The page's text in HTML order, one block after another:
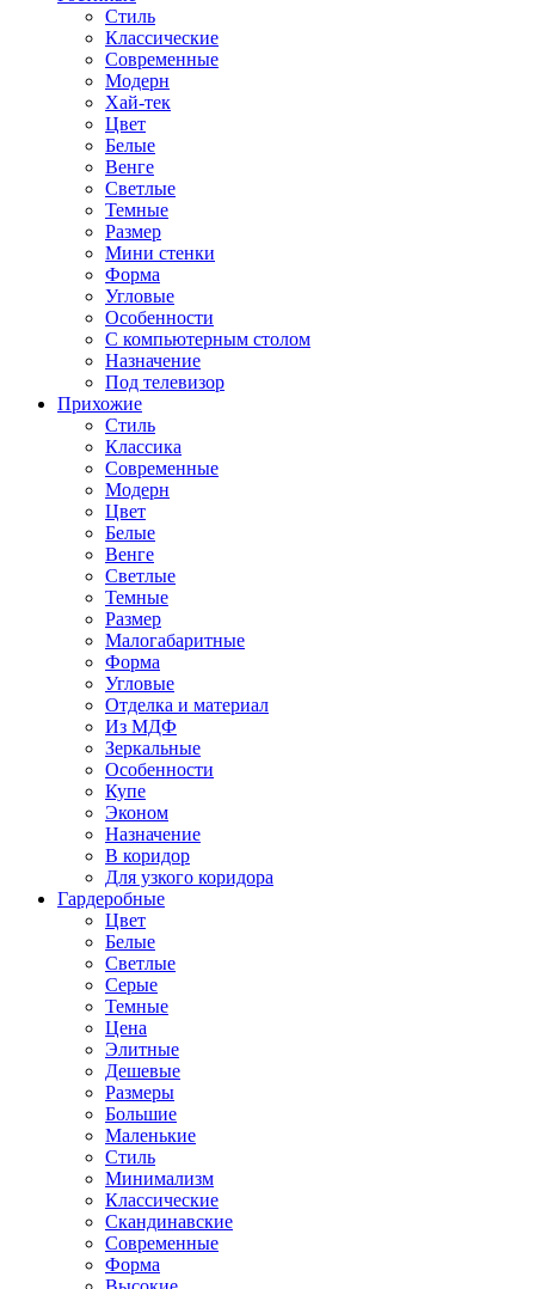
Стиль
Классические
Современные
Модерн
Хай-тек
Цвет
Белые
Венге
Светлые
Темные
Размер
Мини стенки
Форма
Угловые
Особенности
С компьютерным столом
Назначение
Под телевизор
Прихожие
Стиль
Классика
Современные
Модерн
Цвет
Белые
Венге
Светлые
Темные
Размер
Малогабаритные
Форма
Угловые
Отделка и материал
Из МДФ
Зеркальные
Особенности
Купе
Эконом
Назначение
В коридор
Для узкого коридора
Гардеробные
Цвет
Белые
Светлые
Серые
Темные
Цена
Элитные
Дешевые
Размеры
Большие
Маленькие
Стиль
Минимализм
Классические
Скандинавские
Современные
Форма